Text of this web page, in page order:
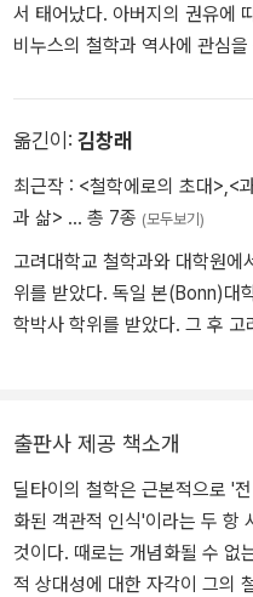
서 태어났다. 아버지의 권유에
비누스의 철학과 역사에 관심
문에 선정되면서 교사직을 사
에 몰두하게 된다. 그 후 해석
과 1864년 ＜슐라이어마허의
취득했고, 1865년 ＜도덕의식
을 얻었다. 대학 교수로서 첫
대학교에서였다. 이후 킬 대학
년 헤르만 로체(Lotze)의 후임
새로운 학문으로서 정신과학을
판의 학문으로서 철학을 혁신
한 학문들의 이론, 사회적 체계
으로 정립하고자 했다. 칸트,
정한 계몽이 역사적 이성으로
옮긴이: 김창래
최근작 : <철학에로의 초대>,<
과 삶> … 총 7종 (모두보기)
고려대학교 철학과와 대학원에
위를 받았다. 독일 본(Bonn)대
학박사 학위를 받았다. 그 후
『과학과 정신과학: 자연과학의
(고려대학교출판문화원,
학에서 역사적 세계의 건립』(아카넷,
관심은 ‘니힐리즘으로서의 철
대학교에서 총 12회에 걸쳐 “
출판사 제공 책소개
딜타이의 철학은 근본적으로 '
화된 객관적 인식'이라는 두 항
것이다. 때로는 개념화될 수 없
적 상대성에 대한 자각이 그의